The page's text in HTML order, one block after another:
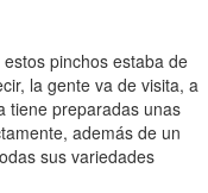
pinchos estaba de
la gente va de visita, a
tiene preparadas unas
además de un
sus variedades